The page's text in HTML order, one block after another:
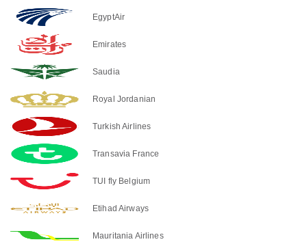
EgyptAir
Emirates
Saudia
Royal Jordanian
Turkish Airlines
Transavia France
TUI fly Belgium
Etihad Airways
Mauritania Airlines